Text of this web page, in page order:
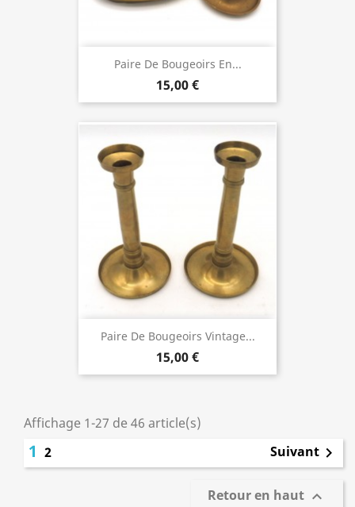
Paire De Bougeoirs En...
15,00 €
Paire De Bougeoirs Vintage...
15,00 €
Affichage 1-27 de 46 article(s)
1 2 Suivant 
Retour en haut 